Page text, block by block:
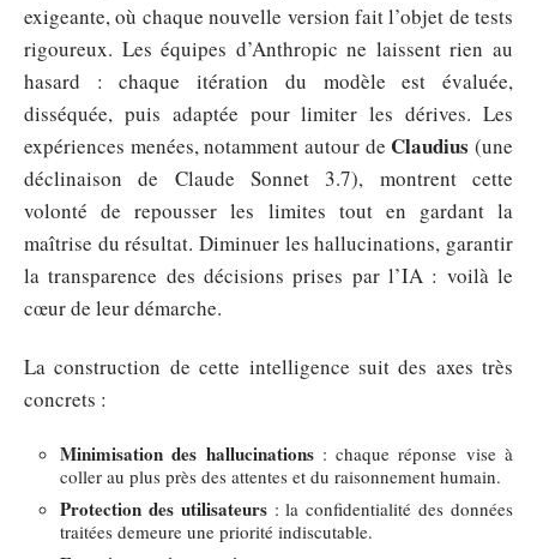
exigeante, où chaque nouvelle version fait l’objet de tests
rigoureux. Les équipes d’Anthropic ne laissent rien au
hasard : chaque itération du modèle est évaluée,
disséquée, puis adaptée pour limiter les dérives. Les
expériences menées, notamment autour de Claudius (une
déclinaison de Claude Sonnet 3.7), montrent cette
volonté de repousser les limites tout en gardant la
maîtrise du résultat. Diminuer les hallucinations, garantir
la transparence des décisions prises par l’IA : voilà le
cœur de leur démarche.
La construction de cette intelligence suit des axes très
concrets :
Minimisation des hallucinations: chaque réponse vise à
coller au plus près des attentes et du raisonnement humain.
Protection des utilisateurs: la confidentialité des données
traitées demeure une priorité indiscutable.